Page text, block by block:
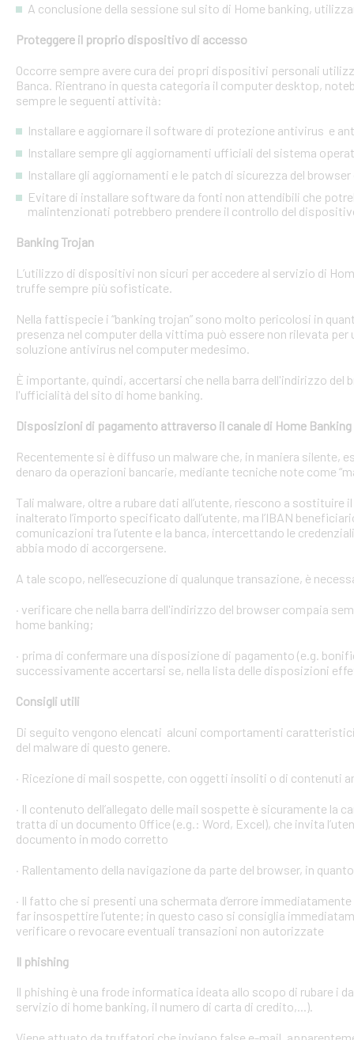
A conclusione della sessione sul sito di Home banking,
Proteggere il proprio dispositivo di accesso
Occorre sempre avere cura dei propri dispositivi personali
Banca. Rientrano in questa categoria il computer desktop,
sempre le seguenti attività:
Installare e aggiornare il software di protezione antivirus e
Installare sempre gli aggiornamenti ufficiali del sistema
Installare gli aggiornamenti e le patch di sicurezza del
Evitare di installare software da fonti non attendibili che
malintenzionati potrebbero prendere il controllo del
Banking Trojan
L’utilizzo di dispositivi non sicuri per accedere al servizio di
truffe sempre più sofisticate.
Nella fattispecie i “banking trojan” sono molto pericolosi in
presenza nel computer della vittima può essere non rilevata
soluzione antivirus nel computer medesimo.
È importante, quindi, accertarsi che nella barra dell'indirizzo
l'ufficialità del sito di home banking.
Disposizioni di pagamento attraverso il canale di Home Banking
Recentemente si è diffuso un malware che, in maniera silente,
denaro da operazioni bancarie, mediante tecniche note come
Tali malware, oltre a rubare dati all’utente, riescono a
inalterato l’importo specificato dall’utente, ma l’IBAN
comunicazioni tra l’utente e la banca, intercettando le
abbia modo di accorgersene.
A tale scopo, nell’esecuzione di qualunque transazione, è
· verificare che nella barra dell'indirizzo del browser compaia
home banking;
· prima di confermare una disposizione di pagamento (e.g.
successivamente accertarsi se, nella lista delle disposizioni
Consigli utili
Di seguito vengono elencati alcuni comportamenti
del malware di questo genere.
· Ricezione di mail sospette, con oggetti insoliti o di contenuti
· Il contenuto dell’allegato delle mail sospette è sicuramente
tratta di un documento Office (e.g.: Word, Excel), che invita
documento in modo corretto
· Rallentamento della navigazione da parte del browser, in
· Il fatto che si presenti una schermata d’errore
far insospettire l’utente; in questo caso si consiglia
verificare o revocare eventuali transazioni non autorizzate
Il phishing
Il phishing è una frode informatica ideata allo scopo di rubare i
servizio di home banking, il numero di carta di credito,...).